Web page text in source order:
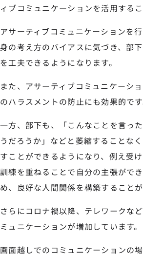
ィブコミュニケーションを活用するこ
アサーティブコミュニケーションを
身の考え方のバイアスに気づき、部
を工夫できるようになります。
また、アサーティブコミュニケーシ
のハラスメントの防止にも効果的です
一方、部下も、「こんなことを言っ
うだろうか」などと萎縮することな
すことができるようになり、例え受け
訓練を重ねることで自分の主張がで
め、良好な人間関係を構築することが
さらにコロナ禍以降、テレワークな
ミュニケーションが増加しています。
画面越しでのコミュニケーションの